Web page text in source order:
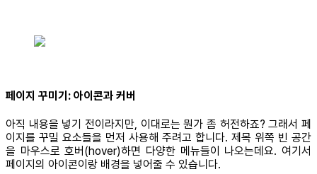
페이지 꾸미기: 아이콘과 커버
아직 내용을 넣기 전이라지만, 이대로는 뭔가 좀 허전하죠? 그래서 페
이지를 꾸밀 요소들을 먼저 사용해 주려고 합니다. 제목 위쪽 빈 공간
을 마우스로 호버(hover)하면 다양한 메뉴들이 나오는데요. 여기서
페이지의 아이콘이랑 배경을 넣어줄 수 있습니다.